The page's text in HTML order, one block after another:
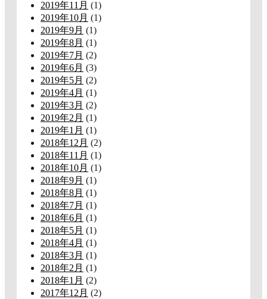
2019年11月 (1)
2019年10月 (1)
2019年9月 (1)
2019年8月 (1)
2019年7月 (2)
2019年6月 (3)
2019年5月 (2)
2019年4月 (1)
2019年3月 (2)
2019年2月 (1)
2019年1月 (1)
2018年12月 (2)
2018年11月 (1)
2018年10月 (1)
2018年9月 (1)
2018年8月 (1)
2018年7月 (1)
2018年6月 (1)
2018年5月 (1)
2018年4月 (1)
2018年3月 (1)
2018年2月 (1)
2018年1月 (2)
2017年12月 (2)